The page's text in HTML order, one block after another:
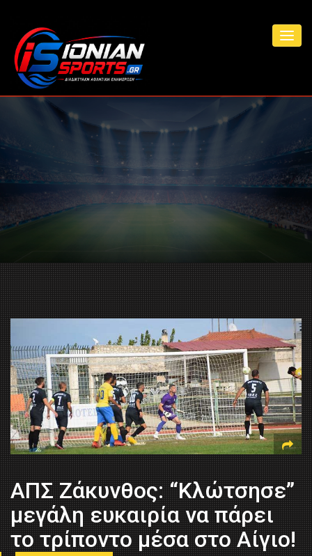
ΑΠΣ Ζάκυνθος: “Κλώτσησε”
μεγάλη ευκαιρία να πάρει
το τρίποντο μέσα στο Αίγιο!